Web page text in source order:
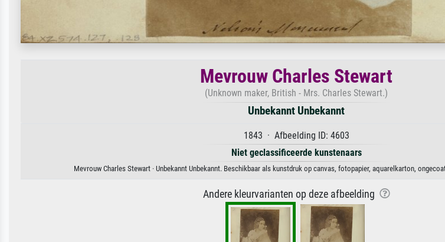
Mevrouw Charles Stewart
(Unknown maker, British - Mrs. Charles Stewart.)
Unbekannt Unbekannt
1843 · Afbeelding ID: 4603
Niet geclassificeerde kunstenaars
Mevrouw Charles Stewart · Unbekannt Unbekannt. Beschikbaar als kunstdruk op canvas, fotopapier, aquarelkarton,
Andere kleurvarianten op deze afbeelding